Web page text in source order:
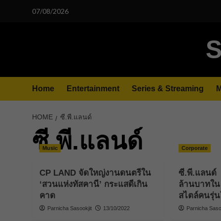
07/08/2026
Home Entertainment Series & Streaming
HOME ซี.พี.แลนด์
ซี.พี.แลนด์
Music
CP LAND จัดใหญ่งานดนตรีใน
‘สวนแห่งทัสคานี’ กระแสดีเกิน
คาด
Parnicha Sasookjit 13/10/2022
Corporate
ซี.พี.แลนด์
ล้านบาทใ
สไตล์คนรุ่
Parnicha